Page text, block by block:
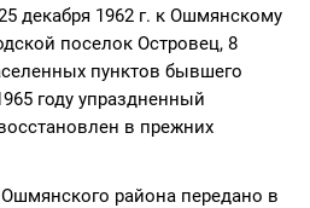
декабря 1962 г. к Ошмянскому
поселок Островец, 8
пунктов бывшего
году упраздненный
в прежних
района передано в